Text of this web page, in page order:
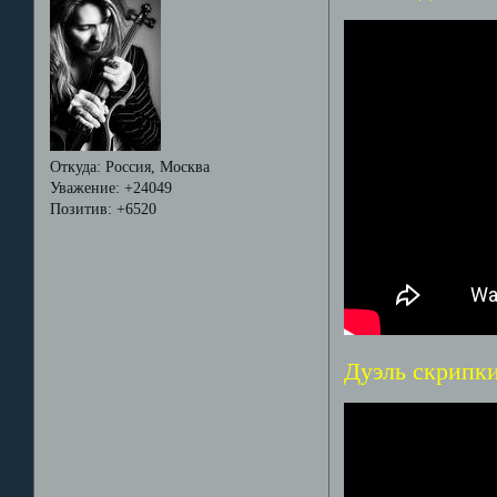
Откуда: Россия, Москва
Уважение: +24049
Позитив: +6520
Дуэль